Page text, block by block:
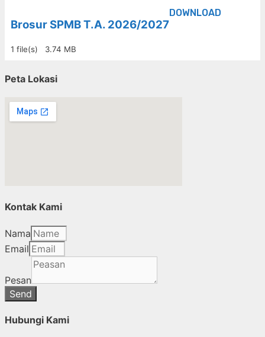
Brosur SPMB T.A. 2026/2027
1 file(s) 3.74 MB
DOWNLOAD
Peta Lokasi
Kontak Kami
Nama
Email
Pesan
Send
Hubungi Kami